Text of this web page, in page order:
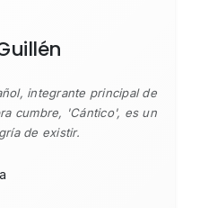
integrante principal de
cumbre, 'Cántico', es un
de existir.